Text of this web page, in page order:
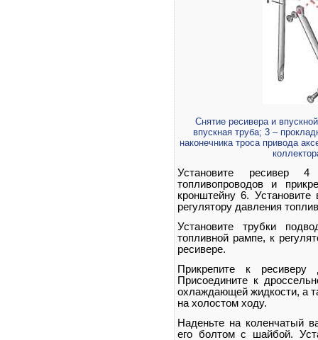
Снятие ресивера и
впускная труба; 3 –
наконечника троса привода
Установите ресивер
топливопроводов и
кронштейну 6.
регулятору давления
Установите трубки
топливной рампе, к
ресивере.
Прикрепите к ресиверу
Присоедините к
охлаждающей жидкости, а
на холостом ходу.
Наденьте на коленчатый
его болтом с шайбой.